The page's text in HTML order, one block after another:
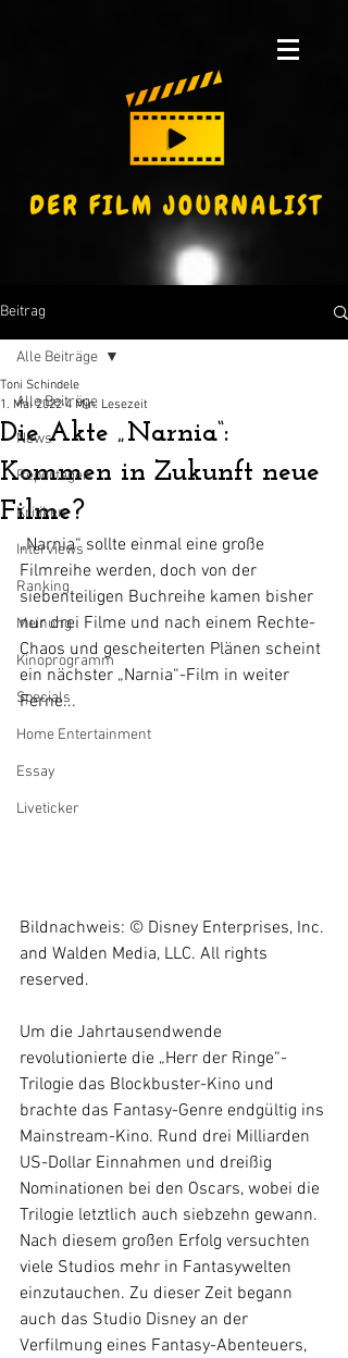
Beitrag
Alle Beiträge
News
Reportagen
Kritiken
Interviews
Ranking
Meinung
Kinoprogramm
Specials
Home Entertainment
Essay
Liveticker
Alle Beiträge
Die Akte „Narnia“:
Kommen in Zukunft neue
Filme?
Toni Schindele
1. Mai 2022 4 Min. Lesezeit
„Narnia“ sollte einmal eine große
Filmreihe werden, doch von der
siebenteiligen Buchreihe kamen bisher
nur drei Filme und nach einem Rechte-
Chaos und gescheiterten Plänen scheint
ein nächster „Narnia“-Film in weiter
Ferne...
Bildnachweis: © Disney Enterprises, Inc.
and Walden Media, LLC. All rights
reserved.
Um die Jahrtausendwende
revolutionierte die „Herr der Ringe“-
Trilogie das Blockbuster-Kino und
brachte das Fantasy-Genre endgültig ins
Mainstream-Kino. Rund drei Milliarden
US-Dollar Einnahmen und dreißig
Nominationen bei den Oscars, wobei die
Trilogie letztlich auch siebzehn gewann.
Nach diesem großen Erfolg versuchten
viele Studios mehr in Fantasywelten
einzutauchen. Zu dieser Zeit begann
auch das Studio Disney an der
Verfilmung eines Fantasy-Abenteuers,